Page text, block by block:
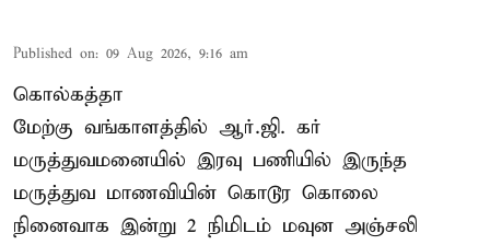
Published on: 09 Aug 2026, 9:16 am
கொல்கத்தா
மேற்கு வங்காளத்தில் ஆர்.ஜி. கர்
மருத்துவமனையில் இரவு பணியில் இருந்த
மருத்துவ மாணவியின் கொடூர கொலை
நினைவாக இன்று 2 நிமிடம் மவுன அஞ்சலி